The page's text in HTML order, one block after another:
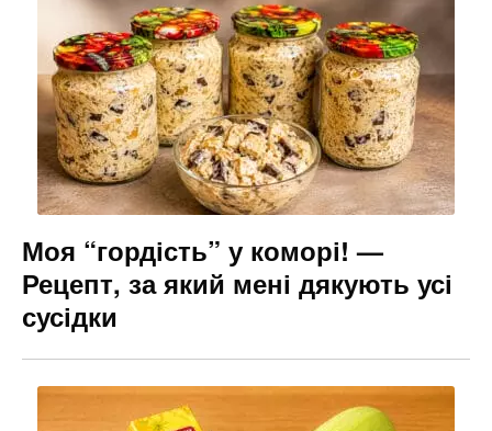
Моя “гордість” у коморі! —
Рецепт, за який мені дякують усі
сусідки